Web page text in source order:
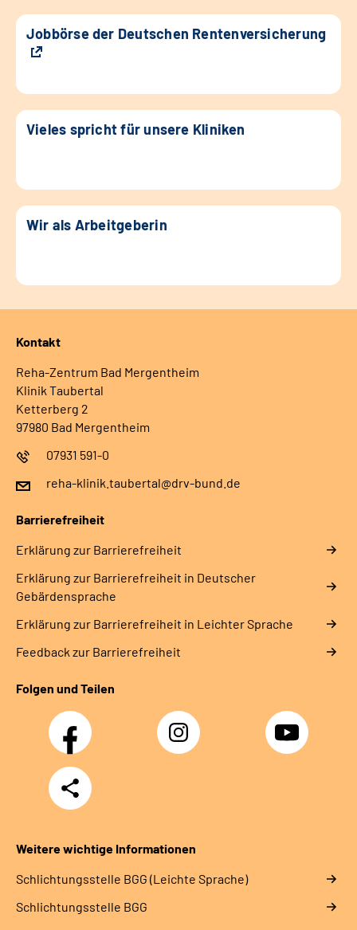
Jobbörse der Deutschen Rentenversicherung
Vieles spricht für unsere Kliniken
Wir als Arbeitgeberin
Kontakt
Reha-Zentrum Bad Mergentheim
Klinik Taubertal
Ketterberg 2
97980 Bad Mergentheim
07931 591-0
reha-klinik.taubertal@drv-bund.de
Barrierefreiheit
Erklärung zur Barrierefreiheit
Erklärung zur Barrierefreiheit in Deutscher
Gebärdensprache
Erklärung zur Barrierefreiheit in Leichter Sprache
Feedback zur Barrierefreiheit
Folgen und Teilen
Facebook Instagram YouTube
Teilen
Weitere wichtige Informationen
Schlich­tungs­stel­le BGG (Leichte Sprache)
Schlich­tungs­stel­le BGG